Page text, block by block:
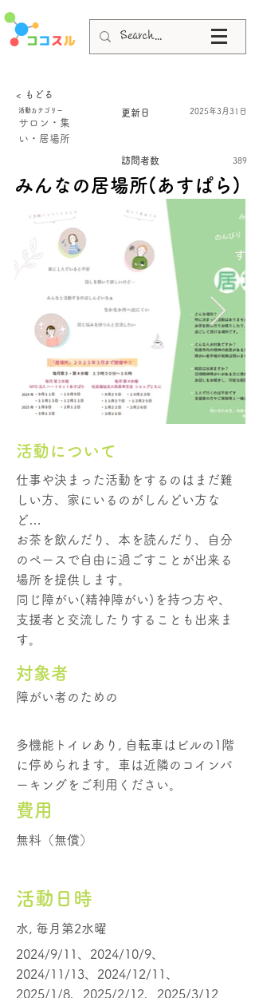
< もどる
活動カテゴリー
サロン・集
い・居場所
更新日 2025年3月31日
訪問者数 389
みんなの居場所(あすぱら)
活動について
仕事や決まった活動をするのはまだ難
しい方、家にいるのがしんどい方な
ど…
お茶を飲んだり、本を読んだり、自分
のペースで自由に過ごすことが出来る
場所を提供します。
同じ障がい(精神障がい)を持つ方や、
支援者と交流したりすることも出来ま
す。
​対象者
障がい者のための
多機能トイレあり, 自転車はビルの1階
に停められます。車は近隣のコインパ
ーキングをご利用ください。
費用
無料（無償）
活動日時
水, 毎月第2水曜
2024/9/11、2024/10/9、
2024/11/13、2024/12/11、
2025/1/8、2025/2/12、2025/3/12